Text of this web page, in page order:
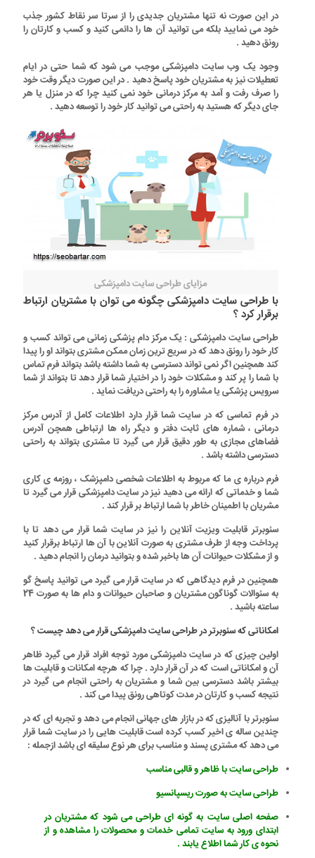
در این صورت نه تنها مشتریان جدیدی را از سرتا سر نقاط کشور جذب
خود می نمایید بلکه می توانید آن ها را دائمی کنید و کسب و کارتان را
رونق دهید .
وجود یک وب سایت دامپزشکی موجب می شود که شما حتی در ایام
تعطیلات نیز به مشتریان خود پاسخ دهید . در این صورت دیگر وقت خود
را صرف رفت و آمد به مرکز درمانی خود نمی کنید چرا که در منزل یا هر
جای دیگر که هستید به راحتی می توانید کار خود را توسعه دهید .
مزایای طراحی سایت دامپزشکی
با طراحی سایت دامپزشکی چگونه می توان با مشتریان ارتباط
برقرار کرد ؟
طراحی سایت دامپزشکی: یک مرکز دام پزشکی زمانی می تواند کسب و
کار خود را رونق دهد که در سریع ترین زمان ممکن مشتری بتواند او را پیدا
کند همچنین اگر نمی تواند دسترسی به شما داشته باشد بتواند فرم تماس
با شما را پر کند و مشکلات خود را در اختیار شما قرار دهد تا بتواند از شما
سرویس پزشکی یا مشاوره را به راحتی دریافت نماید .
در فرم تماسی که در سایت شما قرار دارد اطلاعات کامل از آدرس مرکز
درمانی ، شماره های ثابت دفتر و دیگر راه ها ارتباطی همچن آدرس
فضاهای مجازی به طور دقیق قرار می گیرد تا مشتری بتواند به راحتی
دسترسی داشته باشد .
فرم درباره ی ما که مربوط به اطلاعات شخصی دامپزشک ، روزمه ی کاری
شما و خدماتی که ارائه می دهید نیز درسایت دامپزشکی قرار می گیرد تا
مشریان با اطمینان خاطر با شما ارتباط بر قرار کند .
سئوبرترقابلیت ویزیت آنلاین را نیز در سایت شما قرار می دهد تا با
پرداخت وجه از طرف مشتری به صورت آنلاین با آن ها ارتباط برقرار کنید
و از مشکلات حیوانات آن ها باخبر شده و بتوانید درمان را انجام دهید .
همچنین در فرم دیدگاهی که در سایت قرار می گیرد می توانید پاسخ گو
به سئوالات گوناگون مشتریان و صاحبان حیوانات و دام ها به صورت 24
ساعته باشید .
امکاناتی که سئوبرتر در طراحی سایت دامپزشکی قرار می دهد چیست ؟
اولین چیزی که درسایت دامپزشکیمورد توجه افراد قرار می گیرد ظاهر
آن و امکاناتی است که در آن قرار دارد . چرا که هرچه امکانات و قابلیت ها
بیشتر باشد دسترسی بین شما و مشتریان به راحتی انجام می گیرد در
نتیجه کسب و کارتان در مدت کوتاهی رونق پیدا می کند .
سئوبرتربا آنالیزی که در بازار های جهانی انجام می دهد و تجربه ای که در
چندین ساله ی اخیر کسب کرده است قابلیت هایی را در سایت شما قرار
می دهد که مشتری پسند و مناسب برای هر نوع سلیقه ای باشد ازجمله :
طراحی سایت با ظاهر و قالبی مناسب
طراحی سایت به صورت ریسپانسیو
صفحه اصلی سایت به گونه ای طراحی می شود که مشتریان در
ابتدای ورود به سایت تمامی خدمات و محصولات را مشاهده و از
نحوه ی کار شما اطلاع یابند .